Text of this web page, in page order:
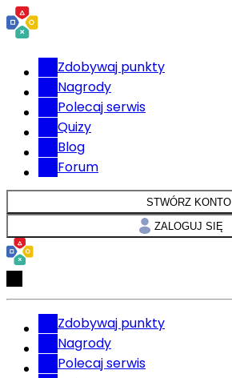
Zdobywaj punkty
Nagrody
Polecaj serwis
Quizy
Blog
Forum
STWÓRZ KONTO
ZALOGUJ SIĘ
Zdobywaj punkty
Nagrody
Polecaj serwis